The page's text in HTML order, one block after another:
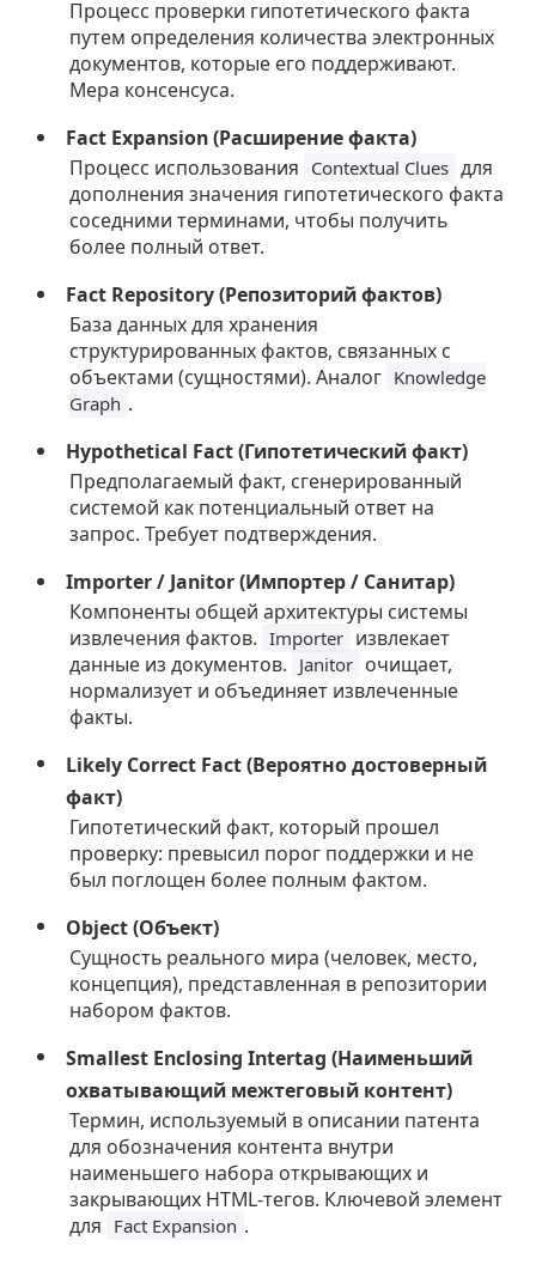
Процесс проверки гипотетического факта
путем определения количества электронных
документов, которые его поддерживают.
Мера консенсуса.
Fact Expansion (Расширение факта)
Процесс использования Contextual Clues для
дополнения значения гипотетического факта
соседними терминами, чтобы получить
более полный ответ.
Fact Repository (Репозиторий фактов)
База данных для хранения
структурированных фактов, связанных с
объектами (сущностями). Аналог Knowledge
Graph .
Hypothetical Fact (Гипотетический факт)
Предполагаемый факт, сгенерированный
системой как потенциальный ответ на
запрос. Требует подтверждения.
Importer / Janitor (Импортер / Санитар)
Компоненты общей архитектуры системы
извлечения фактов. Importer извлекает
данные из документов. Janitor очищает,
нормализует и объединяет извлеченные
факты.
Likely Correct Fact (Вероятно достоверный
факт)
Гипотетический факт, который прошел
проверку: превысил порог поддержки и не
был поглощен более полным фактом.
Object (Объект)
Сущность реального мира (человек, место,
концепция), представленная в репозитории
набором фактов.
Smallest Enclosing Intertag (Наименьший
охватывающий межтеговый контент)
Термин, используемый в описании патента
для обозначения контента внутри
наименьшего набора открывающих и
закрывающих HTML-тегов. Ключевой элемент
для Fact Expansion .